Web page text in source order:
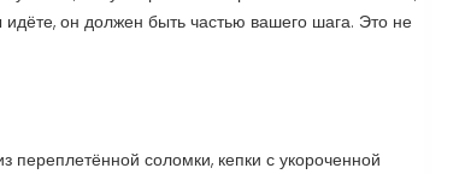
он должен быть частью вашего шага. Это не
соломки, кепки с укороченной